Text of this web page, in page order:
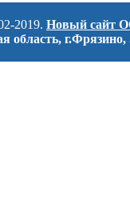
2019. Новый сайт
область, г.Фрязино,